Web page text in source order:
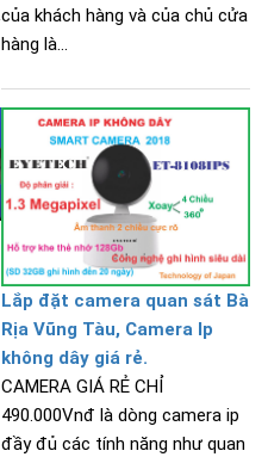
của khách hàng và của chủ cửa
hàng là...
Lắp đặt camera quan sát Bà
Rịa Vũng Tàu, Camera Ip
không dây giá rẻ.
CAMERA GIÁ RẺ CHỈ
490.000Vnđ là dòng camera ip
đầy đủ các tính năng như quan